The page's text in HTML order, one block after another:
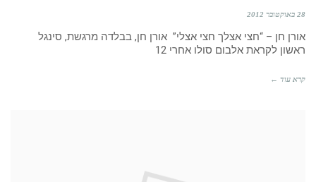
28 באוקטובר 2012
אורן חן – “חצי אצלך חצי אצלי” אורן חן, בבלדה מרגשת, סינגל
ראשון לקראת אלבום סולו אחרי 12
קרא עוד ←